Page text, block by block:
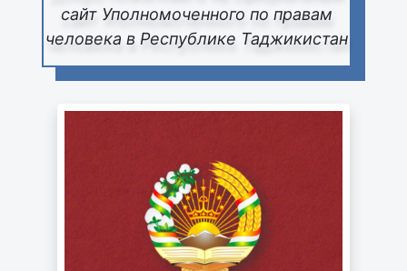
сайт Уполномоченного по правам
человека в Республике Таджикистан